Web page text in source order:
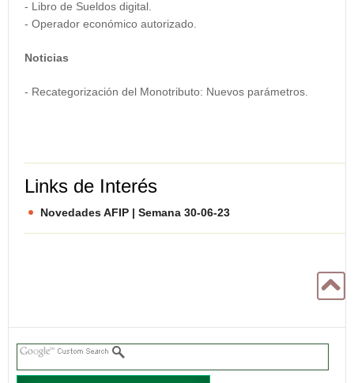
- Libro de Sueldos digital.
- Operador económico autorizado.
Noticias
- Recategorización del Monotributo: Nuevos parámetros.
Links de Interés
Novedades AFIP | Semana 30-06-23